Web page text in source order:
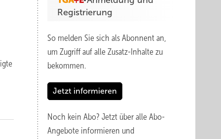
Registrierung
So melden Sie sich als Abonnent an,
um Zugriff auf alle Zusatz-Inhalte zu
bekommen.
Jetzt informieren
Noch kein Abo? Jetzt über alle Abo-
Angebote informieren und